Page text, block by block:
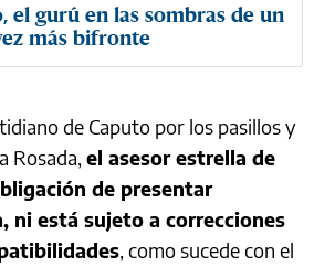
el gurú en las sombras de un
más bifronte
de Caputo por los pasillos y
Rosada, el asesor estrella de
de presentar
ni está sujeto a correcciones
, como sucede con el